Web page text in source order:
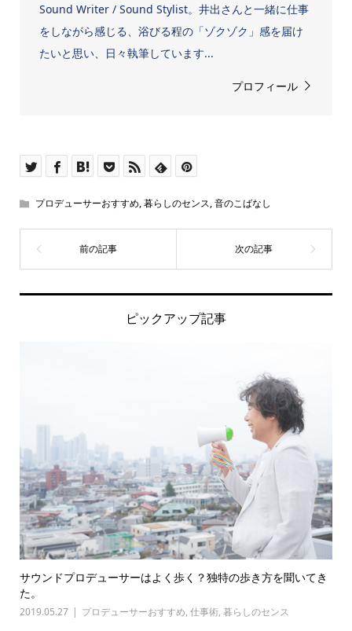
Sound Writer / Sound Stylist。井出さんと一緒に仕事
をしながら感じる、浴びる程の「ゾクゾク」感を届け
たいと思い、日々執筆しています...
プロフィール
プロデューサーおすすめ,暮らしのセンス,音のこばなし
ピックアップ記事
サウンドプロデューサーはよく歩く？独特の歩き方を聞いてき
た。
2019.05.27 プロデューサーおすすめ, 仕事術, 暮らしのセンス